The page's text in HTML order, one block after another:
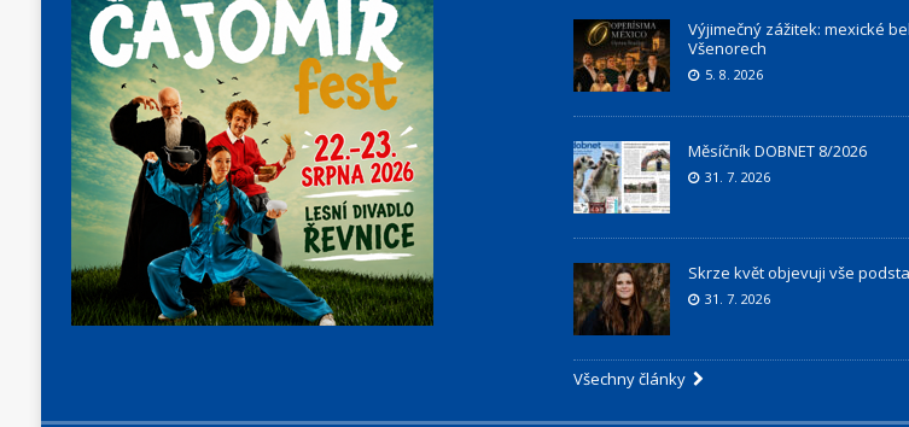
Výjimečný zážitek: mexické
Všenorech
5. 8. 2026
Měsíčník DOBNET 8/2026
31. 7. 2026
Skrze květ objevuji vše
31. 7. 2026
Všechny články